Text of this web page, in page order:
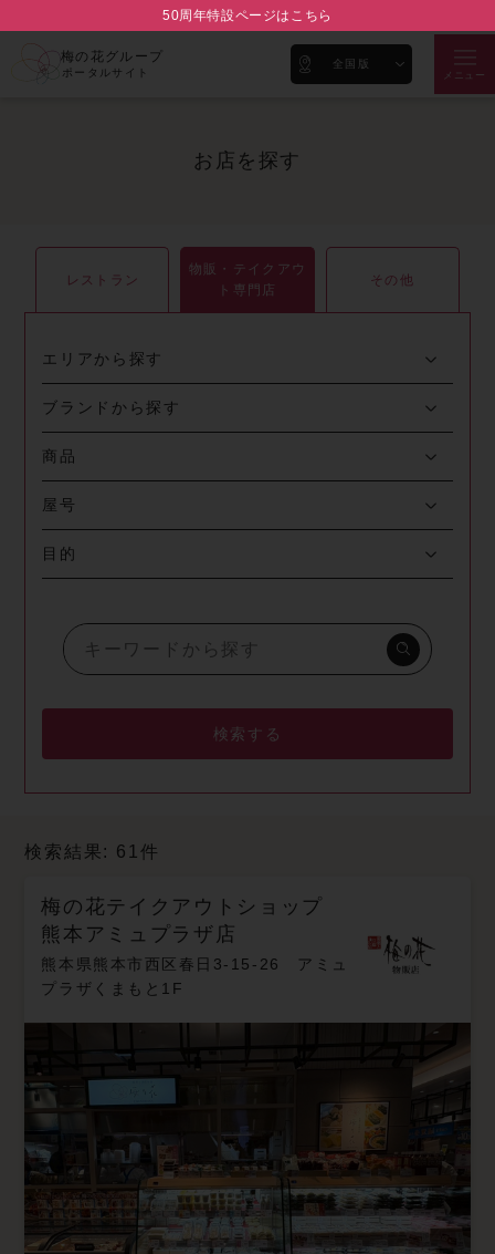
50周年特設ページはこちら
梅の花グループ
ポータルサイト
全国版
メニュー
お店を探す
レストラン
物販・テイクアウ
ト専門店
その他
エリアから探す
ブランドから探す
商品
屋号
目的
検索する
検索結果: 61件
梅の花テイクアウトショップ
熊本アミュプラザ店
熊本県熊本市西区春日3-15-26 アミュ
プラザくまもと1F